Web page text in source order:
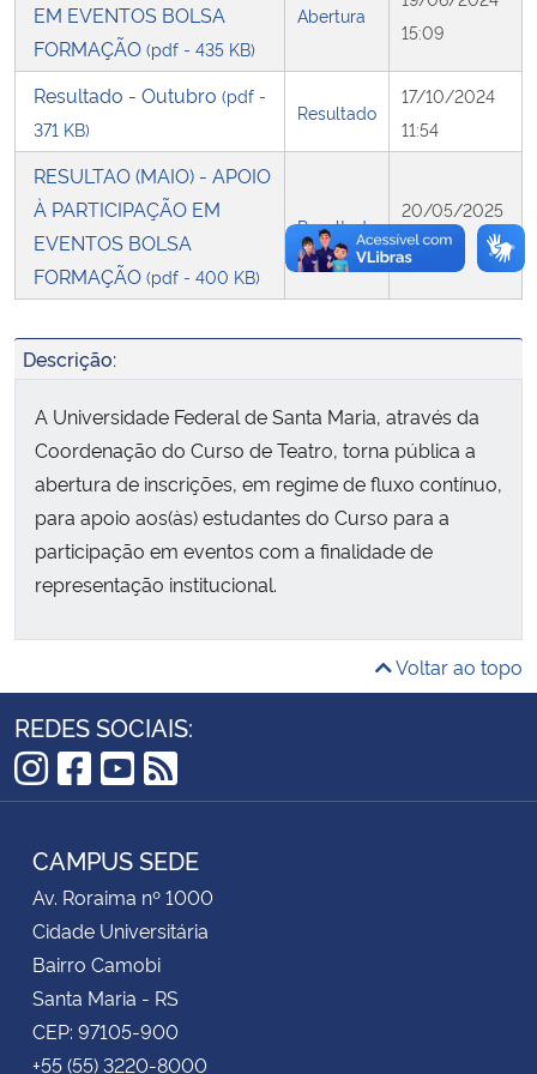
Secretaria-Geral
Gabinete de Segurança Institucional
Advocacia-Geral da União
Planalto
EM EVENTOS BOLSA
FORMAÇÃO (pdf - 435 KB)
Abertura
15:09
Resultado - Outubro (pdf -
371 KB)
Resultado
17/10/2024
11:54
RESULTAO (MAIO) - APOIO
À PARTICIPAÇÃO EM
EVENTOS BOLSA
FORMAÇÃO (pdf - 400 KB)
Resultado
20/05/2025
17:08
Descrição:
A Universidade Federal de Santa Maria, através da
Coordenação do Curso de Teatro, torna pública a
abertura de inscrições, em regime de fluxo contínuo,
para apoio aos(às) estudantes do Curso para a
participação em eventos com a finalidade de
representação institucional.
Voltar ao topo
REDES SOCIAIS:
Instagram
Facebook
YouTube
RSS
CAMPUS SEDE
Av. Roraima nº 1000
Cidade Universitária
Bairro Camobi
Santa Maria - RS
CEP: 97105-900
+55 (55) 3220-8000